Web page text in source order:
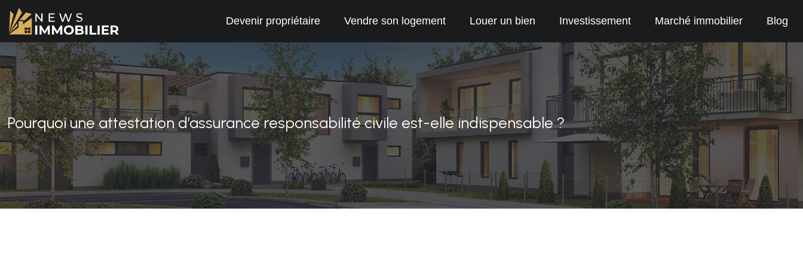
Devenir propriétaire Vendre son logement Louer un bien Investissement Marché immobilier Blog
Pourquoi une attestation d’assurance responsabilité civile est-elle indispensable ?